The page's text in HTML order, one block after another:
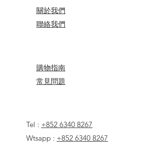
關於我們
​聯絡我們
​​購物指南
​常見問題
Tel : +852 6340 8267
Wtsapp : +852 6340 8267